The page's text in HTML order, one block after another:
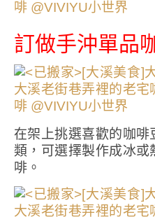
訂做手沖單品
在架上挑選喜歡的咖
類，可選擇製作成冰
啡。